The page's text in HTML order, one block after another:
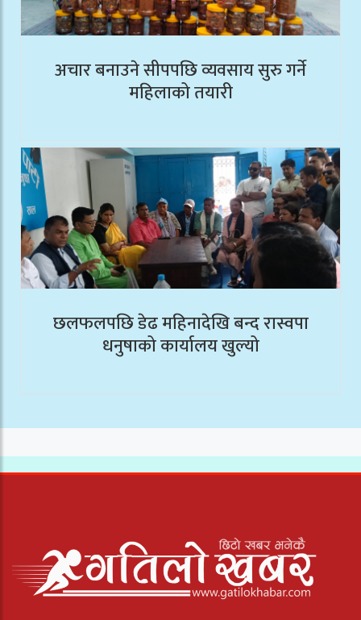
अचार बनाउने सीपपछि व्यवसाय सुरु गर्ने
महिलाको तयारी
छलफलपछि डेढ महिनादेखि बन्द रास्वपा
धनुषाको कार्यालय खुल्यो